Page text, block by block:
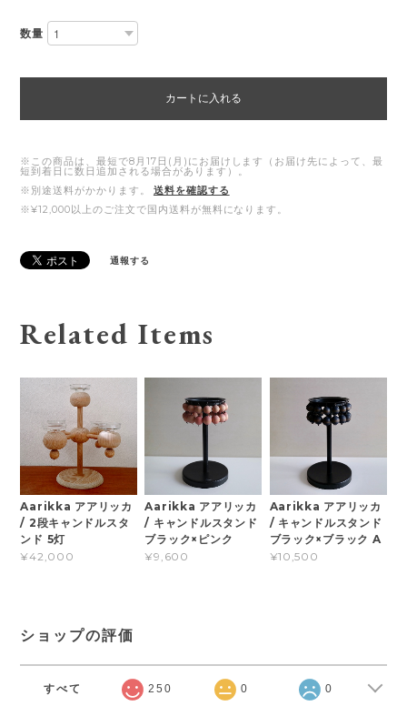
数量
カートに入れる
※この商品は、最短で8月17日(月)にお届けします（お届け先によって、最
短到着日に数日追加される場合があります）。
※別途送料がかかります。
送料を確認する
※¥12,000以上のご注文で国内送料が無料になります。
通報する
Related Items
Aarikka アアリッカ
/ 2段キャンドルスタ
ンド 5灯
¥42,000
Aarikka アアリッカ
/ キャンドルスタンド
ブラック×ピンク
¥9,600
Aarikka アアリッカ
/ キャンドルスタンド
ブラック×ブラック A
¥10,500
ショップの評価
すべて 250 0 0